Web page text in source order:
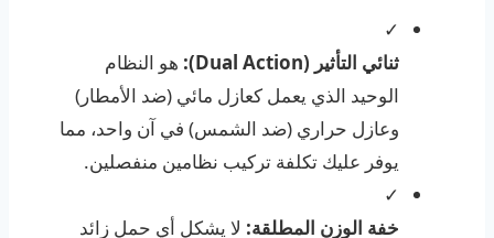
✓
ثنائي التأثير (Dual Action):
هو النظام
الوحيد الذي يعمل كعازل مائي (ضد الأمطار)
وعازل حراري (ضد الشمس) في آن واحد، مما
يوفر عليك تكلفة تركيب نظامين منفصلين.
✓
خفة الوزن المطلقة: لا يشكل أي حمل زائد